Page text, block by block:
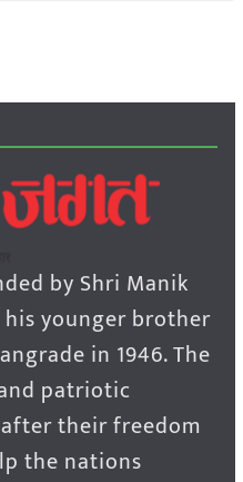
by Shri Manik
younger brother
in 1946. The
patriotic
their freedom
the nations